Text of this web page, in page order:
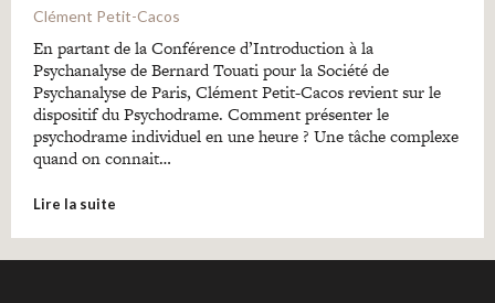
Clément Petit-Cacos
En partant de la Conférence d’Introduction à la
Psychanalyse de Bernard Touati pour la Société de
Psychanalyse de Paris, Clément Petit-Cacos revient sur le
dispositif du Psychodrame. Comment présenter le
psychodrame individuel en une heure ? Une tâche complexe
quand on connait…
Lire la suite